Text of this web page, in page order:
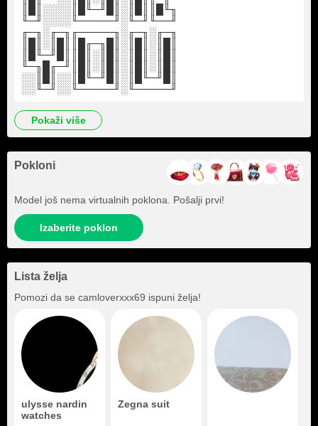
║█║░░░░║█╙─╜█║░║█║║█╙╖
╙─╜░░░░╙─────╜░╙─╜╙──╜
╓─╖░╓─╖╓─────╖░╓─╖░╓─╖
║█║░║█║║█╓─╖█║░║█║░║█║
║█╙─╜█║║█║░║█║░║█║░║█║
╙─╖█╓─╜║█║░║█║░║█║░║█║
░░║█║░░║█╙─╜█║░║█╙─╜█║
░░╙─╜░░╙─────╜░╙─────╜
pokaži više
Pokloni
Model još nema virtualnih poklona. Pošalji prvi!
Izaberite poklon
Lista želja
Pomozi da se camloverxxx69 ispuni želja!
ulysse nardin
watches
Zegna suit